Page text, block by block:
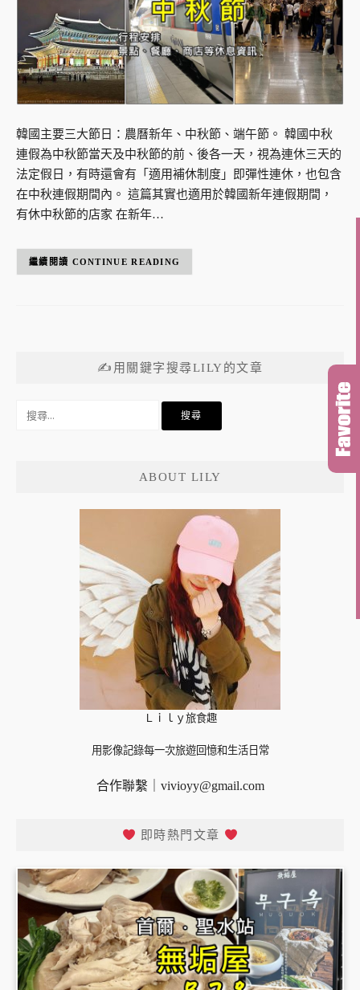
韓國主要三大節日：農曆新年、中秋節、端午節。 韓國中秋
連假為中秋節當天及中秋節的前、後各一天，視為連休三天的
法定假日，有時還會有「適用補休制度」即彈性連休，也包含
在中秋連假期間內。 這篇其實也適用於韓國新年連假期間，
有休中秋節的店家 在新年…
CONTINUE READING
✍用關鍵字搜尋LILY的文章
ABOUT LILY
Ｌｉｌｙ旅食趣
用影像記錄每一次旅遊回憶和生活日常
合作聯繫｜ vivioyy@gmail.com
即時熱門文章